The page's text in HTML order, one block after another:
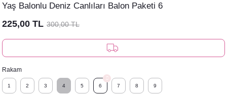
Yaş Balonlu Deniz Canlıları Balon Paketi 6
225,00 TL 300,00 TL
Rakam
1 2 3 4 5 6 7 8 9